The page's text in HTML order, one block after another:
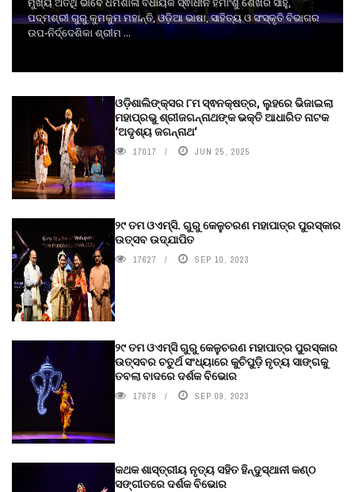
ପଦ୍ମଶ୍ରୀ ଗୁରୁ କୁମକୁମ ମହାନ୍ତି, ଓଡ଼ିଆ ଭାଷା, ସାହିତ୍ୟ ଓ ସଂସ୍କୃତି ବିଭାଗର
ଉପ-ନିର୍ଦ୍ଦେଶିକା ଶ୍ରୀମ ...
ଓଡ଼ିଶାଲିଙ୍କ୍ସର ୮ମ ସ୍ଵନକ୍ଷତ୍ର, ଲୁହରେ ଭିଜାଇଲା
ମହାପ୍ରଭୁ ଶ୍ରୀଜଗନ୍ନାଥଙ୍କ ଭକ୍ତି ଆଧାରିତ ନାଟକ
‘ଅଦୃଶ୍ୟ ଜଗନ୍ନାଥ‘
17017 JUN 25, 2025
୨୯ ତମ ଓଏମ୍‌ସି. ଗୁରୁ କେଳୁଚରଣ ମହାପାତ୍ର ପୁରସ୍କାର
ଉତ୍ସବ ଉଦ୍‍ଯାପିତ
17627 SEP 10, 2023
୨୯ ତମ ଓଏମ୍‌ସି ଗୁରୁ କେଳୁଚରଣ ମହାପାତ୍ର ପୁରସ୍କାର
ଉତ୍ସବର ଚତୁର୍ଥ ସଂଧ୍ୟାରେ କୁଚିପୁଡ଼ି ନୃତ୍ୟ ସାଙ୍ଗକୁ
ତବଲା ବାଦରେ ଦର୍ଶକ ବିଭୋର
17678 SEP 09, 2023
କଥକ ଶାସ୍ତ୍ରୀୟ ନୃତ୍ୟ ସହିତ ହିନ୍ଦୁସ୍ଥାନୀ କଣ୍ଠ
ସଙ୍ଗୀତରେ ଦର୍ଶକ ବିଭୋର